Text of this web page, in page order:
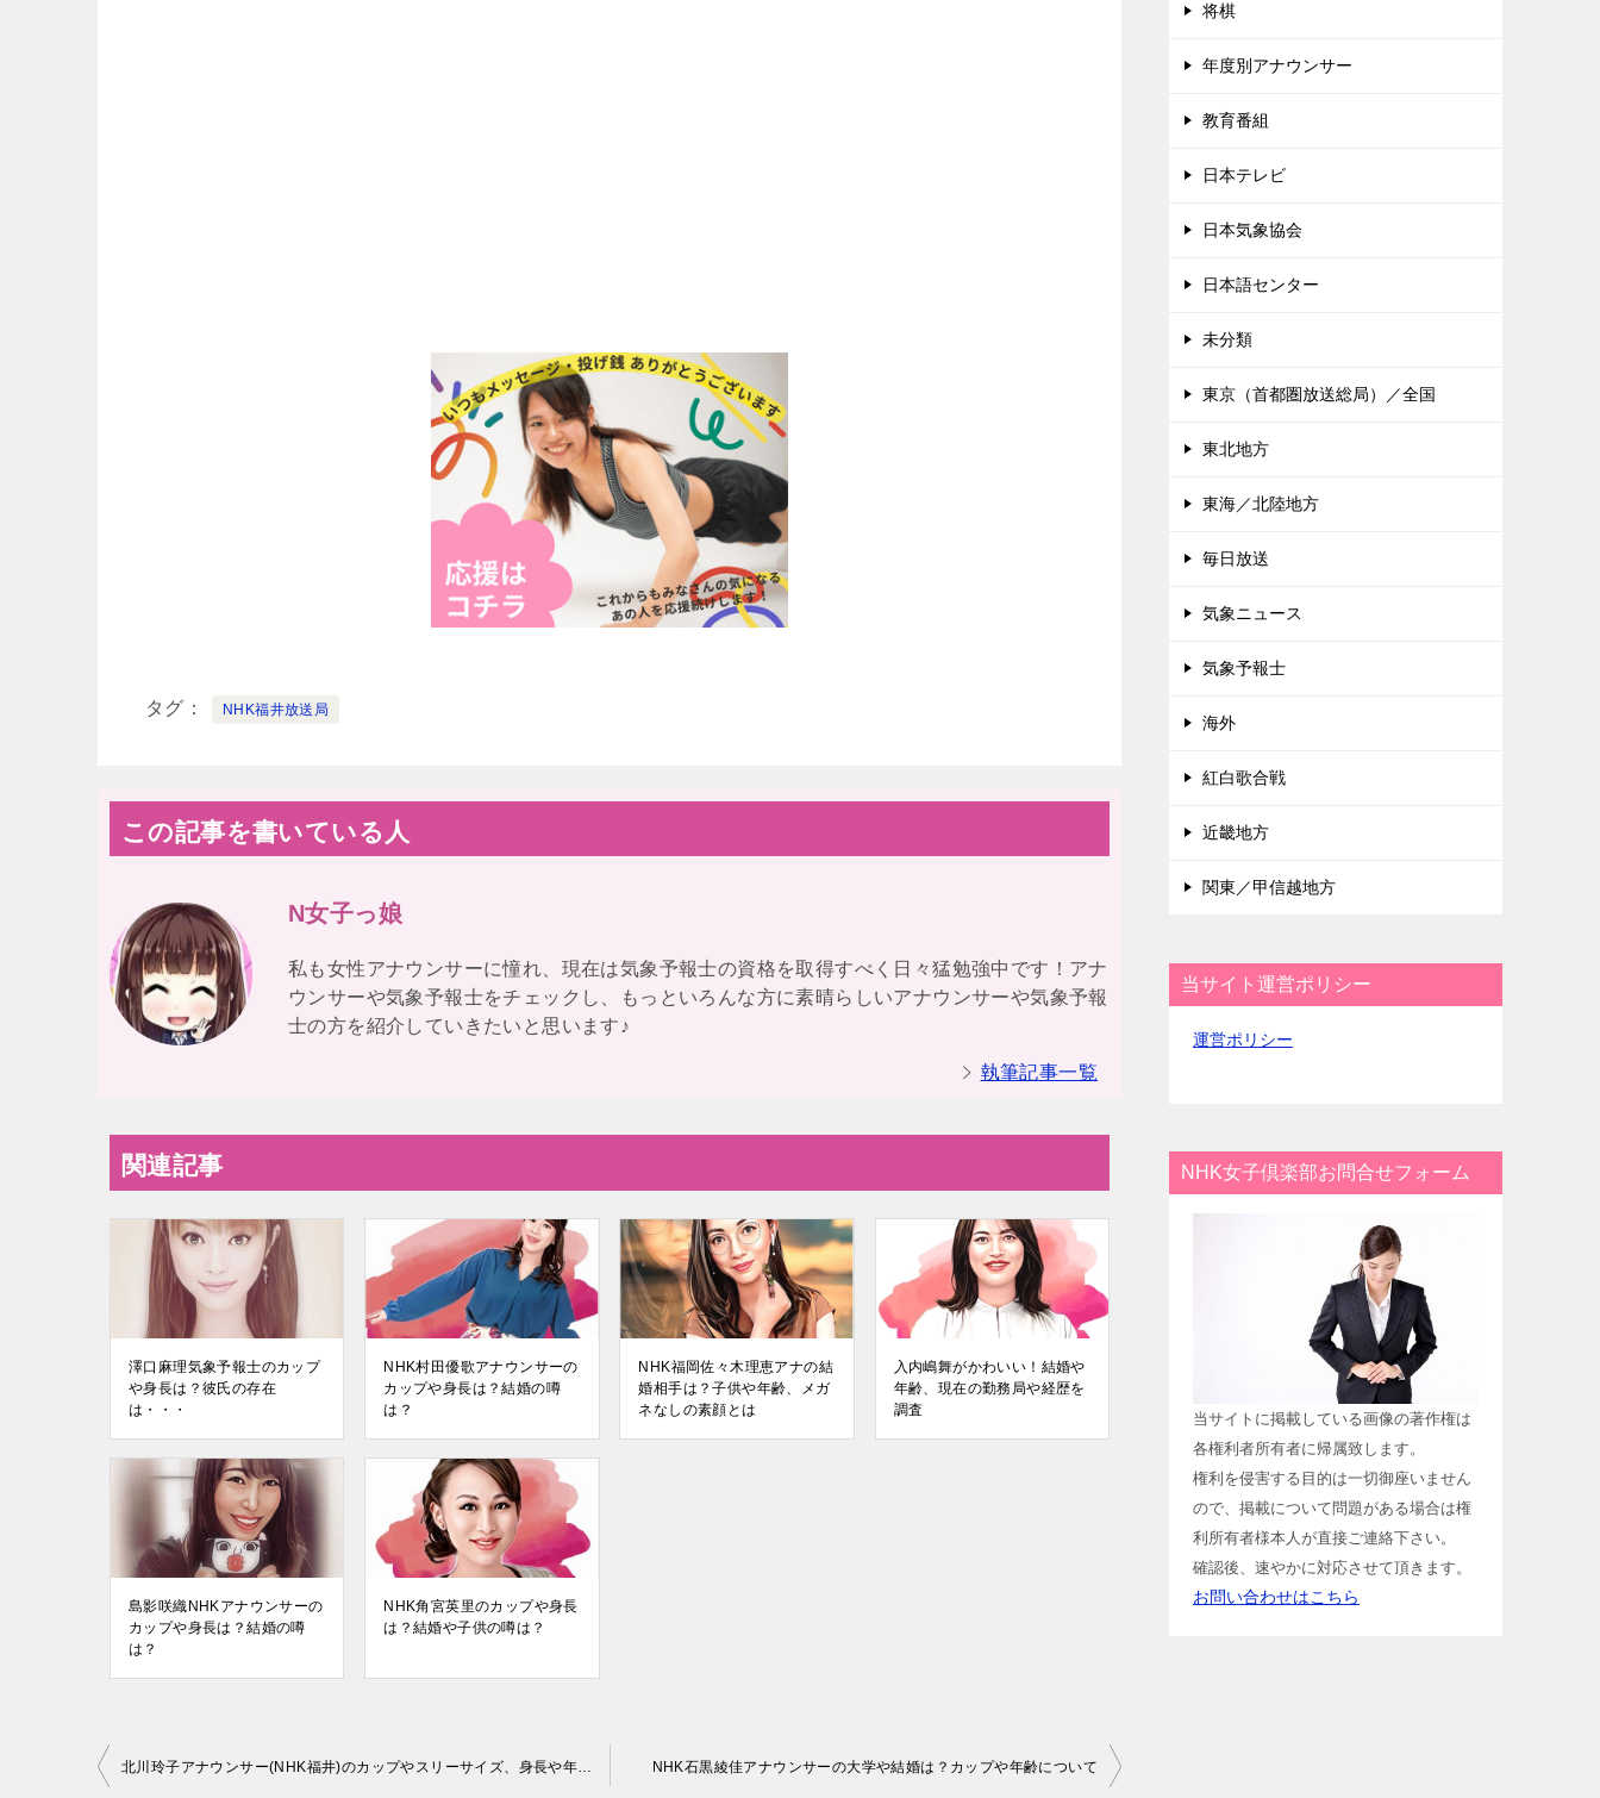
タグ NHK福井放送局
この記事を書いている人
N女子っ娘
私も女性アナウンサーに憧れ、現在は気象予報士の資格を取得すべく日々猛勉強中です！アナ
ウンサーや気象予報士をチェックし、もっといろんな方に素晴らしいアナウンサーや気象予報
士の方を紹介していきたいと思います♪
執筆記事一覧
関連記事
澤口麻理気象予報士のカップ
や身長は？彼氏の存在
は・・・
NHK村田優歌アナウンサーの
カップや身長は？結婚の噂
は？
NHK福岡佐々木理恵アナの結
婚相手は？子供や年齢、メガ
ネなしの素顔とは
入内嶋舞がかわいい！結婚や
年齢、現在の勤務局や経歴を
調査
島影咲織NHKアナウンサーの
カップや身長は？結婚の噂
は？
NHK角宮英里のカップや身長
は？結婚や子供の噂は？
投
NHK石黒綾佳アナウンサーの大学や結婚は？カップや年齢について
将棋
年度別アナウンサー
教育番組
日本テレビ
日本気象協会
日本語センター
未分類
東京（首都圏放送総局）／全国
東北地方
東海／北陸地方
毎日放送
気象ニュース
気象予報士
海外
紅白歌合戦
近畿地方
関東／甲信越地方
当サイト運営ポリシー
運営ポリシー
NHK女子倶楽部お問合せフォーム
当サイトに掲載している画像の著作権は
各権利者所有者に帰属致します。
権利を侵害する目的は一切御座いません
ので、掲載について問題がある場合は権
利所有者様本人が直接ご連絡下さい。
確認後、速やかに対応させて頂きます。
お問い合わせはこちら